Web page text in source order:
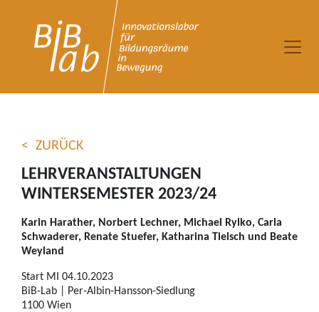
Lehrveranstaltungen
ZURÜCK
LEHRVERANSTALTUNGEN
WINTERSEMESTER 2023/24
Karin Harather, Norbert Lechner, Michael Rylko, Carla
Schwaderer, Renate Stuefer, Katharina Tielsch und Beate
Weyland
Start MI 04.10.2023
BiB-Lab | Per-Albin-Hansson-Siedlung
1100 Wien